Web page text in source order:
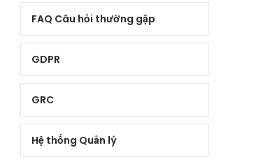
FAQ Câu hỏi thường gặp
GDPR
GRC
Hệ thống Quản lý